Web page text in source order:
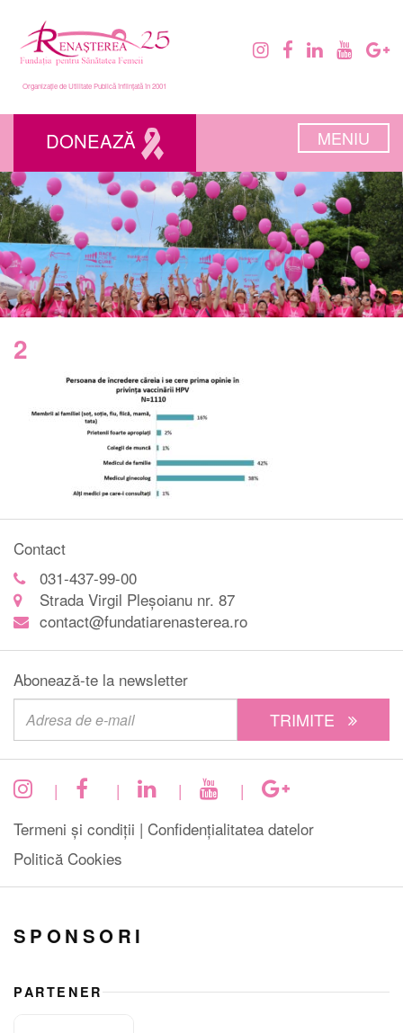
Organizație de Utilitate Publică înființată în 2001
DONEAZĂ MENIU
2
Contact
031-437-99-00
Strada Virgil Pleșoianu nr. 87
contact@fundatiarenasterea.ro
Abonează-te la newsletter
TRIMITE
| | |
|
Termeni și condiții | Confidențialitatea datelor
Politică Cookies
SPONSORI
PARTENER